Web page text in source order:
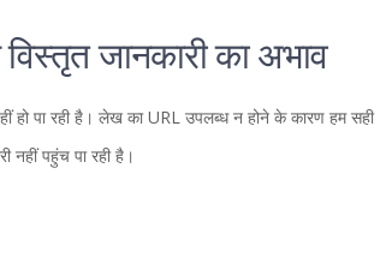
जानकारी का अभाव
हो पा रही है। लेख का URL उपलब्ध न होने के कारण हम सही
नहीं पहुंच पा रही है।